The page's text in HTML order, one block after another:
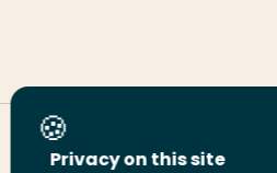
Deel deze pagina
Privacy on this site